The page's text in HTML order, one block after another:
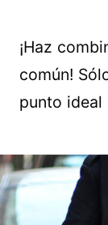
¡Haz
común!
punto ideal